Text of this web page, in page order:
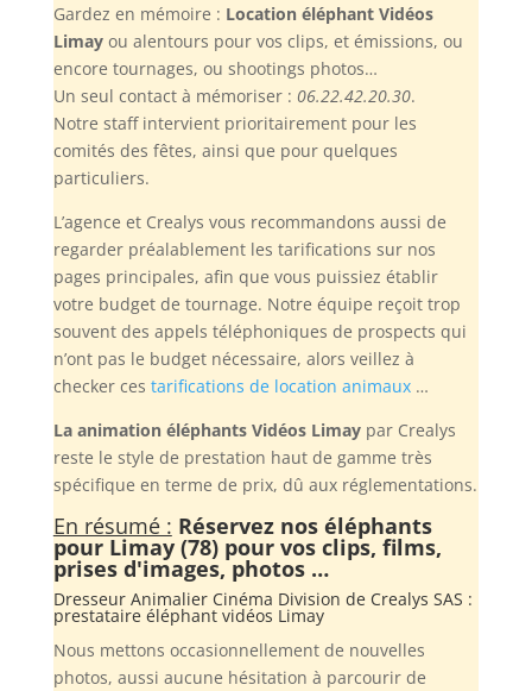
Gardez en mémoire : Location éléphant Vidéos
Limayou alentours pour vos clips, et émissions, ou
encore tournages, ou shootings photos…
Un seul contact à mémoriser : 06.22.42.20.30.
Notre staff intervient prioritairement pour les
comités des fêtes, ainsi que pour quelques
particuliers.
L’agence et Crealys vous recommandons aussi de
regarder préalablement les tarifications sur nos
pages principales, afin que vous puissiez établir
votre budget de tournage. Notre équipe reçoit trop
souvent des appels téléphoniques de prospects qui
n’ont pas le budget nécessaire, alors veillez à
checker ces tarifications de location animaux…
La animation éléphants Vidéos Limaypar Crealys
reste le style de prestation haut de gamme très
spécifique en terme de prix, dû aux réglementations.
En résumé : Réservez nos éléphants
pour Limay (78) pour vos clips, films,
prises d'images, photos …
Dresseur Animalier Cinéma Division de Crealys SAS :
prestataire éléphant vidéos Limay
Nous mettons occasionnellement de nouvelles
photos, aussi aucune hésitation à parcourir de